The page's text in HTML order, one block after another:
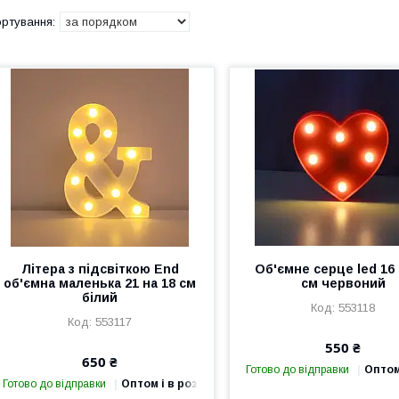
Літера з підсвіткою End
об'ємна маленька 21 на 18 см
білий
553117
650 ₴
Готово до відправки Оптом і в роздріб
Об'ємне серце led 16
см червоний
553118
550 ₴
Готово до відправки